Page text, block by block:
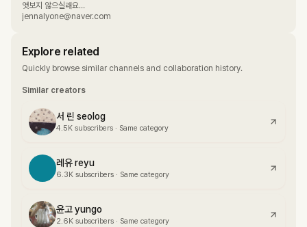
엿보지 않으실래요…
jennalyone@naver.com
Explore related
Quickly browse similar channels and collaboration history.
Similar creators
서 린 seolog
4.5K subscribers · Same category
레유 reyu
6.3K subscribers · Same category
윤고 yungo
2.6K subscribers · Same category